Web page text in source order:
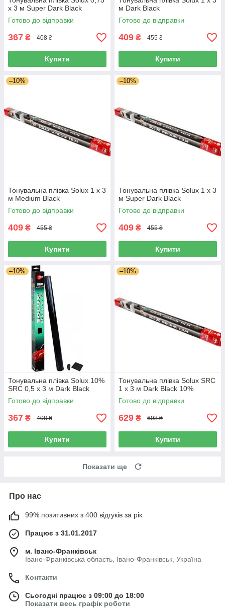
х 3 м Super Dark Black
Готово до відправки
367 ₴ 408 ₴
Купити
м Dark Black
Готово до відправки
409 ₴ 455 ₴
Купити
–10%
Тонувальна плівка Solux 1 х 3
м Medium Black
Готово до відправки
409 ₴ 455 ₴
Купити
–10%
Тонувальна плівка Solux 1 х 3
м Super Dark Black
Готово до відправки
409 ₴ 455 ₴
Купити
–10%
Тонувальна плівка Solux 10%
SRC 0,5 х 3 м Dark Black
Готово до відправки
367 ₴ 408 ₴
Купити
–10%
Тонувальна плівка Solux SRC
1 х 3 м Dark Black 10%
Готово до відправки
629 ₴ 698 ₴
Купити
Показати ще
Про нас
99% позитивних з 400 відгуків за рік
Працює з 31.01.2017
м. Івано-Франківськ
Івано-Франківська область, Івано-Франківськ, Україна
Контакти
Сьогодні працює з 09:00 до 18:00
Показати весь графік роботи